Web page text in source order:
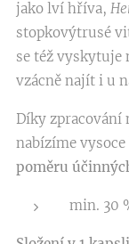
jako lví hříva,
stopkovýtrusé
se též vyskytuje
vzácně najít i u
Díky zpracování
nabízíme
poměru
min. 30